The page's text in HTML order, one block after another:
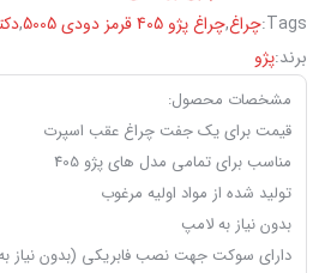
Tags: چراغ,چراغ ‏پژو 405 قرمز دودی 5005 ,
برند:پژو
مشخصات محصول:
قیمت برای یک جفت چراغ عقب اسپرت
مناسب برای تمامی مدل های پژو 405
تولید شده از مواد اولیه مرغوب
بدون نیاز به لامپ
دارای سوکت جهت نصب فابریکی (بدون نیاز